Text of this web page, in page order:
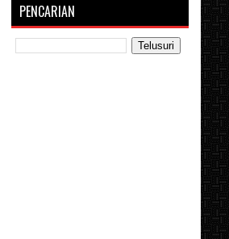
PENCARIAN